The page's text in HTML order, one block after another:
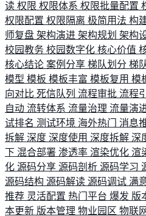
读 权限 权限体系 权限批量配置
权限配置 权限隔离 极简用法 构
师复盘 架构演进 架构规划 架构
校园教务 校园数字化 核心价值
核心结论 案例分享 梯队划分 梯
模型 模板 模板丰富 模板复用 模
向对比 死信队列 流程审批 流程
自动 流转体系 流量治理 流量演
试排名 测试环境 海外热门 消息
拆解 深度 深度使用 深度拆解 深
下 混合部署 渗透率 渲染优化 渲
化 源码分享 源码剖析 源码学习
源码结构 源码解读 源码调试 满
推荐 灵活配置 热门平台 爆发 版
本更新 版本管理 物业园区 物联网